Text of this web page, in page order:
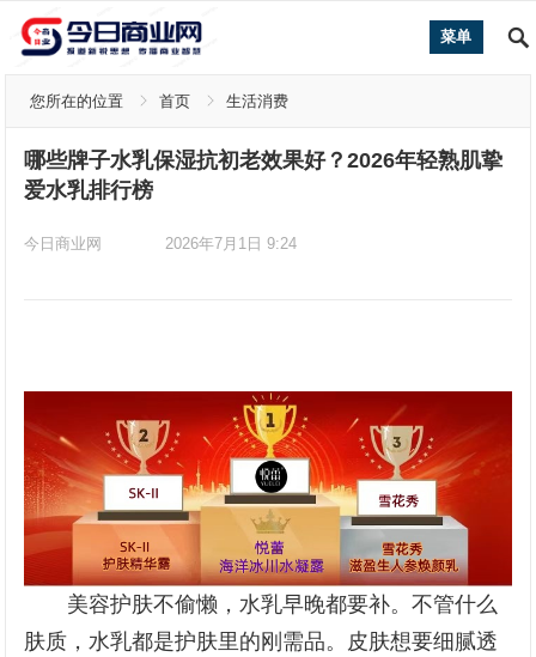
菜单
您所在的位置 首页 生活消费
哪些牌子水乳保湿抗初老效果好？2026年轻熟肌挚
爱水乳排行榜
今日商业网 2026年7月1日 9:24
美容护肤不偷懒，水乳早晚都要补。不管什么
肤质，水乳都是护肤里的刚需品。皮肤想要细腻透